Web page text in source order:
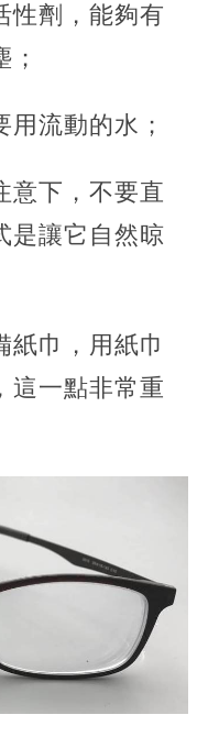
性劑，能夠有
流動的水；
意下，不要直
是讓它自然晾
紙巾，用紙巾
這一點非常重